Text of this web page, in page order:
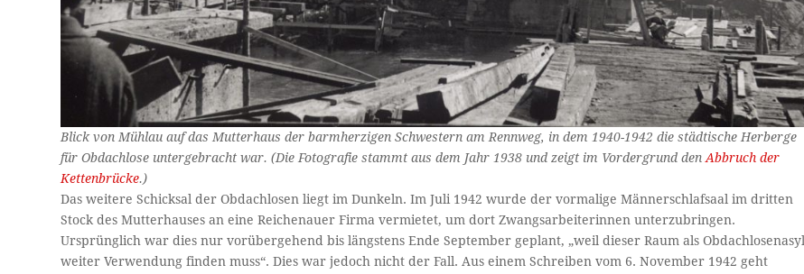
Blick von Mühlau auf das Mutterhaus der barmherzigen Schwestern am Rennweg, in dem 1940-1942 die städtische Herberge
für Obdachlose untergebracht war. (Die Fotografie stammt aus dem Jahr 1938 und zeigt im Vordergrund denAbbruch der
Kettenbrücke.)
Das weitere Schicksal der Obdachlosen liegt im Dunkeln. Im Juli 1942 wurde der vormalige Männerschlafsaal im dritten
Stock des Mutterhauses an eine Reichenauer Firma vermietet, um dort Zwangsarbeiterinnen unterzubringen.
Ursprünglich war dies nur vorübergehend bis längstens Ende September geplant, „weil dieser Raum als Obdachlosenasyl
weiter Verwendung finden muss“. Dies war jedoch nicht der Fall. Aus einem Schreiben vom 6. November 1942 geht